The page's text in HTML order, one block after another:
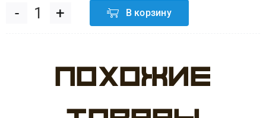
Количество
Конфетти
В корзину
Похожие